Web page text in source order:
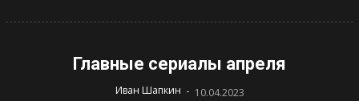
Главные сериалы апреля
Иван Шапкин - 10.04.2023